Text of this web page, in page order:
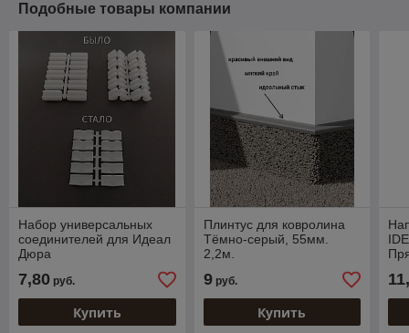
Подобные товары компании
Набор универсальных
соединителей для Идеал
Дюра
7,80 руб.
Купить
Плинтус для ковролина
Тёмно-серый, 55мм.
2,2м.
9руб.
Купить